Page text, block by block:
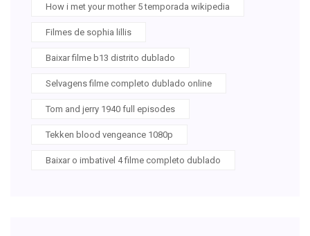
How i met your mother 5 temporada wikipedia
Filmes de sophia lillis
Baixar filme b13 distrito dublado
Selvagens filme completo dublado online
Tom and jerry 1940 full episodes
Tekken blood vengeance 1080p
Baixar o imbativel 4 filme completo dublado